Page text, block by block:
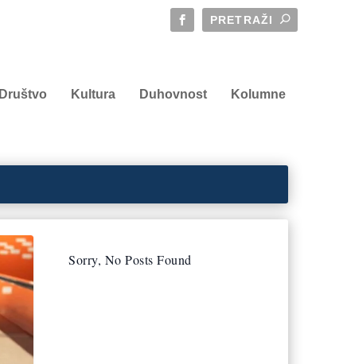
Društvo Kultura Duhovnost Kolumne
Sorry, No Posts Found